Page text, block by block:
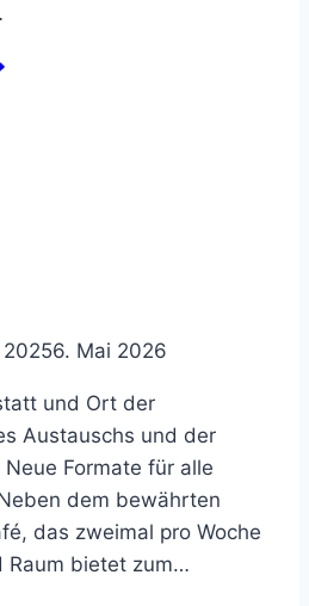
6. Mai 2026
und Ort der
Austauschs und der
Formate für alle
dem bewährten
das zweimal pro Woche
Raum bietet zum…